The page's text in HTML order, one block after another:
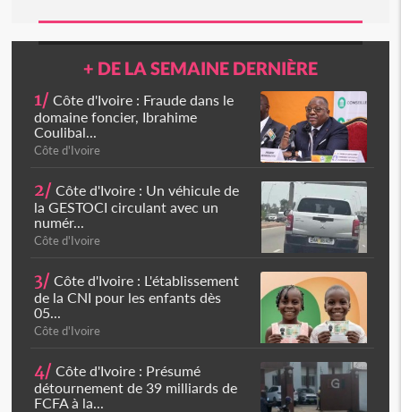
+ DE LA SEMAINE DERNIÈRE
1/ Côte d'Ivoire : Fraude dans le
domaine foncier, Ibrahime
Coulibal...
Côte d'Ivoire
2/ Côte d'Ivoire : Un véhicule de
la GESTOCI circulant avec un
numér...
Côte d'Ivoire
3/ Côte d'Ivoire : L'établissement
de la CNI pour les enfants dès
05...
Côte d'Ivoire
4/ Côte d'Ivoire : Présumé
détournement de 39 milliards de
FCFA à la...